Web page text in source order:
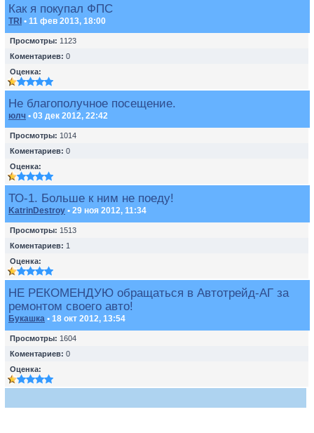
Как я покупал ФПС
TRI • 11 фев 2013, 18:00
Просмотры: 1123
Коментариев: 0
Оценка:
Не благополучное посещение.
юлч • 03 дек 2012, 22:42
Просмотры: 1014
Коментариев: 0
Оценка:
ТО-1. Больше к ним не поеду!
KatrinDestroy • 29 ноя 2012, 11:34
Просмотры: 1513
Коментариев: 1
Оценка:
НЕ РЕКОМЕНДУЮ обращаться в Автотрейд-АГ за
ремонтом своего авто!
Букашка • 18 окт 2012, 13:54
Просмотры: 1604
Коментариев: 0
Оценка: